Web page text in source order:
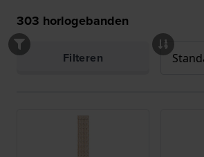
303 horlogebanden
Filteren